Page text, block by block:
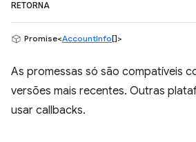
RETORNA
Promise<AccountInfo[]>
As promessas só são compatíveis
versões mais recentes. Outras
usar callbacks.